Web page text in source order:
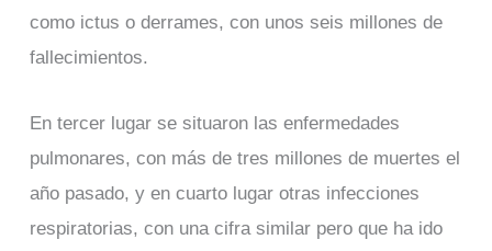
como ictus o derrames, con unos seis millones de
fallecimientos.
En tercer lugar se situaron las enfermedades
pulmonares, con más de tres millones de muertes el
año pasado, y en cuarto lugar otras infecciones
respiratorias, con una cifra similar pero que ha ido